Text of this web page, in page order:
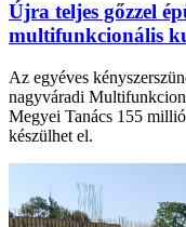
Újra teljes gőzzel
multifunkcionális
Az egyéves
nagyváradi
Megyei Tanács 155
készülhet el.